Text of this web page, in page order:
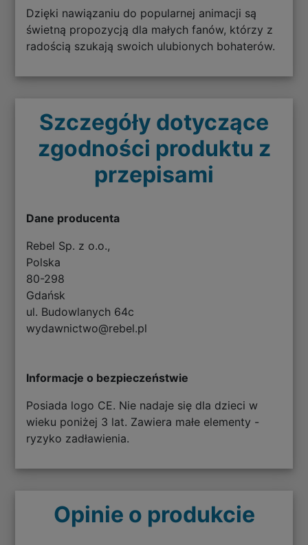
Dzięki nawiązaniu do popularnej animacji są
świetną propozycją dla małych fanów, którzy z
radością szukają swoich ulubionych bohaterów.
Szczegóły dotyczące
zgodności produktu z
przepisami
Dane producenta
Rebel Sp. z o.o.,
Polska
80-298
Gdańsk
ul. Budowlanych 64c
wydawnictwo@rebel.pl
Informacje o bezpieczeństwie
Posiada logo CE. Nie nadaje się dla dzieci w
wieku poniżej 3 lat. Zawiera małe elementy -
ryzyko zadławienia.
Opinie o produkcie